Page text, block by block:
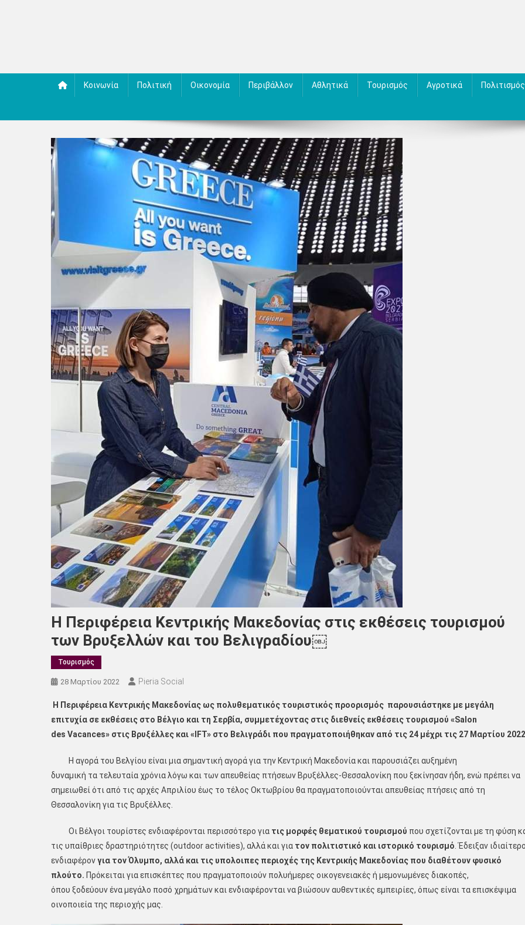
Κοινωνία Πολιτική Οικονομία Περιβάλλον Αθλητικά Τουρισμός Αγροτικά Πολιτισμός
Η Περιφέρεια Κεντρικής Μακεδονίας στις εκθέσεις τουρισμού
των Βρυξελλών και του Βελιγραδίου￼
Τουρισμός
28 Μαρτίου 2022 Pieria Social
Η Περιφέρεια Κεντρικής Μακεδονίας ως πολυθεματικός τουριστικός προορισμός παρουσιάστηκε με μεγάλη
επιτυχία σε εκθέσεις στο Βέλγιο και τη Σερβία, συμμετέχοντας στις διεθνείς εκθέσεις τουρισμού «Salon
des Vacances» στις Βρυξέλλες και« IFT» στο Βελιγράδι που πραγματοποιήθηκαν από τις 24 μέχρι τις 27 Μαρτίου
Η αγορά του Βελγίου είναι μια σημαντική αγορά για την Κεντρική Μακεδονία και παρουσιάζει αυξημένη
δυναμική τα τελευταία χρόνια λόγω και των απευθείας πτήσεων Βρυξέλλες-Θεσσαλονίκη που ξεκίνησαν ήδη, ενώ πρέπει να
σημειωθεί ότι από τις αρχές Απριλίου έως το τέλος Οκτωβρίου θα πραγματοποιούνται απευθείας πτήσεις από τη
Θεσσαλονίκη για τις Βρυξέλλες.
Οι Βέλγοι τουρίστες ενδιαφέρονται περισσότερο για τις μορφές θεματικού τουρισμού που σχετίζονται με τη φύση
τις υπαίθριες δραστηριότητες (outdoor activities), αλλά και για τον πολιτιστικό και ιστορικό τουρισμό . Έδειξαν
ενδιαφέρονγια τον Όλυμπο, αλλά και τις υπολοιπες περιοχές της Κεντρικής Μακεδονίας που διαθέτουν φυσικό
πλούτο. Πρόκειται για επισκέπτες που πραγματοποιούν πολυήμερες οικογενειακές ή μεμονωμένες διακοπές,
όπου ξοδεύουν ένα μεγάλο ποσό χρημάτων και ενδιαφέρονται να βιώσουν αυθεντικές εμπειρίες, όπως είναι τα επισκέψιμα
οινοποιεία της περιοχής μας.